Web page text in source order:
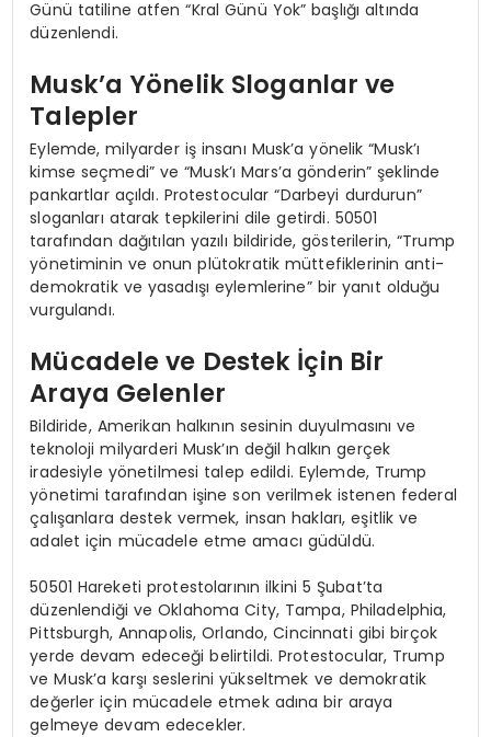
Günü tatiline atfen “Kral Günü Yok” başlığı altında
düzenlendi.
Musk’a Yönelik Sloganlar ve
Talepler
Eylemde, milyarder iş insanı Musk’a yönelik “Musk’ı
kimse seçmedi” ve “Musk’ı Mars’a gönderin” şeklinde
pankartlar açıldı. Protestocular “Darbeyi durdurun”
sloganları atarak tepkilerini dile getirdi. 50501
tarafından dağıtılan yazılı bildiride, gösterilerin, “Trump
yönetiminin ve onun plütokratik müttefiklerinin anti-
demokratik ve yasadışı eylemlerine” bir yanıt olduğu
vurgulandı.
Mücadele ve Destek İçin Bir
Araya Gelenler
Bildiride, Amerikan halkının sesinin duyulmasını ve
teknoloji milyarderi Musk’ın değil halkın gerçek
iradesiyle yönetilmesi talep edildi. Eylemde, Trump
yönetimi tarafından işine son verilmek istenen federal
çalışanlara destek vermek, insan hakları, eşitlik ve
adalet için mücadele etme amacı güdüldü.
50501 Hareketi protestolarının ilkini 5 Şubat’ta
düzenlendiği ve Oklahoma City, Tampa, Philadelphia,
Pittsburgh, Annapolis, Orlando, Cincinnati gibi birçok
yerde devam edeceği belirtildi. Protestocular, Trump
ve Musk’a karşı seslerini yükseltmek ve demokratik
değerler için mücadele etmek adına bir araya
gelmeye devam edecekler.